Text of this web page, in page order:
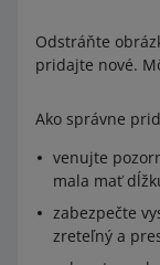
Odstráňte
pridajte nové.
Ako správne
venujte
mala mať
zabezpečte
zreteľný a